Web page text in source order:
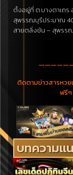
ตั้งอยู่ที่ ต.บางตาเถ
สุพรรณบุรีประมาณ
สายตลิ่งชัน – สุพรร
ติดตามข่าวสารหว
ฟรี
บทความแ